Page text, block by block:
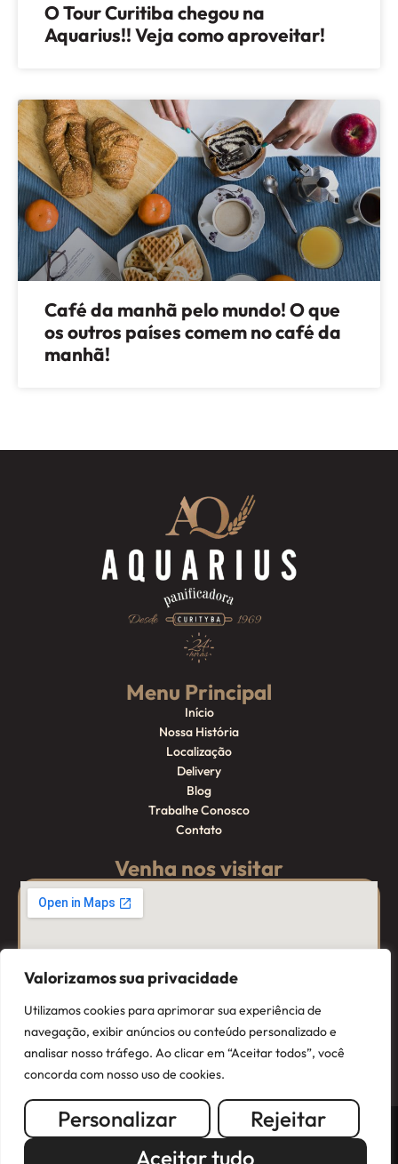
Valorizamos sua privacidade
Utilizamos cookies para aprimorar sua experiência de
navegação, exibir anúncios ou conteúdo personalizado e
analisar nosso tráfego. Ao clicar em “Aceitar todos”, você
concorda com nosso uso de cookies.
Personalizar
Rejeitar
Aceitar tudo
O Tour Curitiba chegou na
Aquarius!! Veja como aproveitar!
Café da manhã pelo mundo! O que
os outros países comem no café da
manhã!
Menu Principal
Início
Nossa História
Localização
Delivery
Blog
Trabalhe Conosco
Contato
Venha nos visitar
© 2025 Aquarius Panificadora – Todos os direitos reservados.